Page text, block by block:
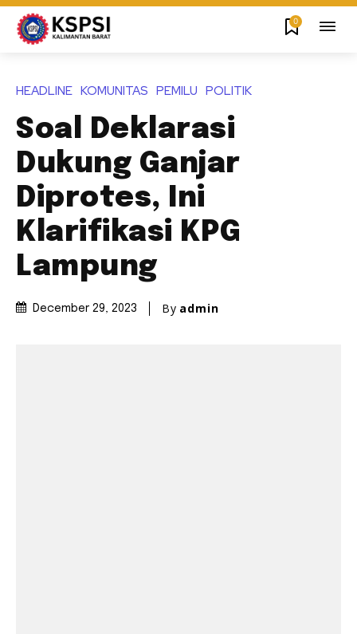
0
HEADLINE KOMUNITAS PEMILU POLITIK
Soal Deklarasi
Dukung Ganjar
Diprotes, Ini
Klarifikasi KPG
Lampung
December 29, 2023 By admin